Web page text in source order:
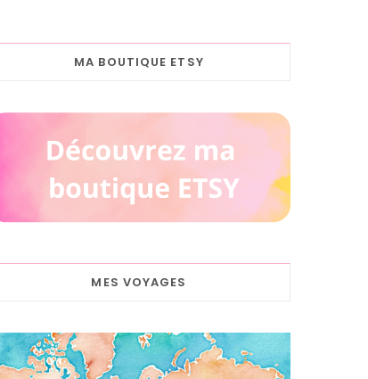
MA BOUTIQUE ETSY
MES VOYAGES